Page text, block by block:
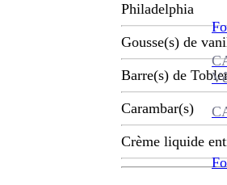
Philadelphia
Gousse(s) de
Barre(s) de
Carambar(s)
Crème liquide